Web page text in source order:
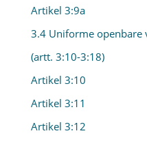
Artikel 3:9a
3.4 Uniforme openbare
(artt. 3:10-3:18)
Artikel 3:10
Artikel 3:11
Artikel 3:12